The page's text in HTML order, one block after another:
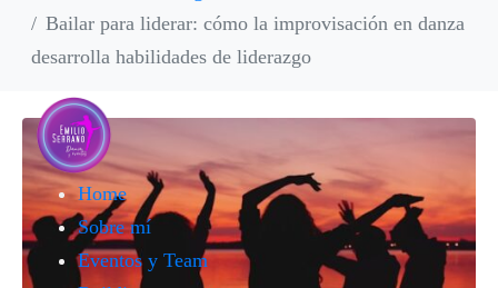
Home
Sobre mí
Eventos y Team
Bailar para liderar: cómo la improvisación en danza
desarrolla habilidades de liderazgo